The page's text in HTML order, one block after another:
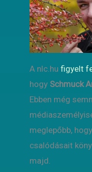
A nlc.hu figyelt
hogy Schmuck
Ebben még
meglepőbb,
csalódásait
majd.